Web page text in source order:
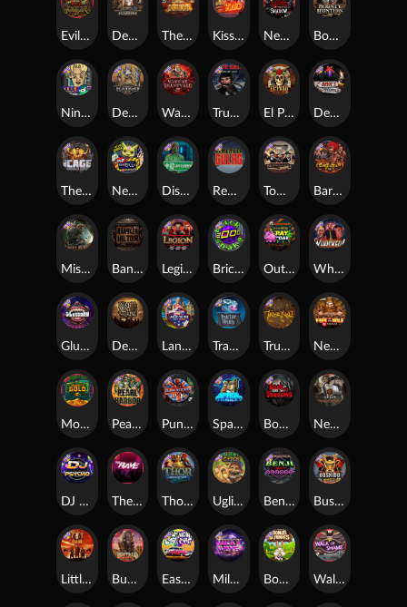
Nexus Blood & Shadow
Nexus Fire In The Hole xBomb
Dead Men Walking
Deadwood R.I.P
Bangkok Hilton
Nexus Outsourced
Nexus Tombstone RIP
Outsourced: Payday
Tombstone No Mercy
Kiss My Chainsaw
Book Of Shadows
Tractor Beam
The Cage
Space Donkey
Nine To Five
Bounty Hunters xNudge®
El Pasa Gunfight xNudge
Land of the Free
Brick Snake 2000
Warrior Graveyard xNudge
Monkey's Gold xPays
Little Bighorn
Benji Killed in Vegas
Barbarian Fury
Devil's Crossroad
Evil Goblins xBomb
Gluttony
Legion X
Bonus Bunnies
Deadwood xNudge
Disturbed
DJ Psycho
Buffalo Hunter
Punk Rocker
Milky Ways
East Coast Vs West Coast
Pearl Harbor
Whacked
Walk of Shame
Misery Mining
True Grit Redemption
Thor: Hammer Time
Remember Gulag
True kult
Bushido Way xNudge
The Border
Ugliest Catch
The Rave